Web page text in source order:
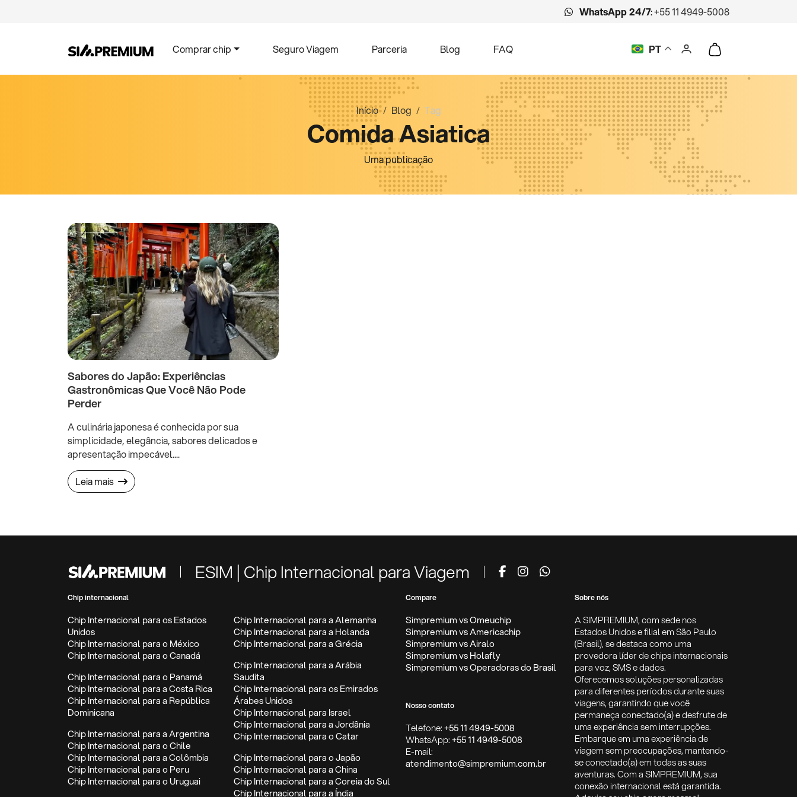
WhatsApp 24/7:+55 11 4949-5008
Comprar chip Seguro Viagem Parceria Blog FAQ PT
Início Blog Tag
Comida Asiatica
Uma publicação
Sabores do Japão: Experiências
Gastronômicas Que Você Não Pode
Perder
A culinária japonesa é conhecida por sua
simplicidade, elegância, sabores delicados e
apresentação impecável....
Leia mais
ESIM | Chip Internacional para Viagem
Chip internacional
Chip Internacional para os Estados
Unidos
Chip Internacional para o México
Chip Internacional para o Canadá
Chip Internacional para o Panamá
Chip Internacional para a Costa Rica
Chip Internacional para a República
Dominicana
Chip Internacional para a Argentina
Chip Internacional para o Chile
Chip Internacional para a Colômbia
Chip Internacional para o Peru
Chip Internacional para o Uruguai
Chip Internacional para a Alemanha
Chip Internacional para a Holanda
Chip Internacional para a Grécia
Chip Internacional para a Arábia
Saudita
Chip Internacional para os Emirados
Árabes Unidos
Chip Internacional para Israel
Chip Internacional para a Jordânia
Chip Internacional para o Catar
Chip Internacional para o Japão
Chip Internacional para a China
Chip Internacional para a Coreia do Sul
Chip Internacional para a Índia
Compare
Simpremium vs Omeuchip
Simpremium vs Americachip
Simpremium vs Airalo
Simpremium vs Holafly
Simpremium vs Operadoras do Brasil
Nosso contato
Telefone:+55 11 4949-5008
WhatsApp:+55 11 4949-5008
E-mail:
atendimento@simpremium.com.br
Sobre nós
A SIMPREMIUM, com sede nos
Estados Unidos e filial em São Paulo
(Brasil), se destaca como uma
provedora líder de chips internacionais
para voz, SMS e dados.
Oferecemos soluções personalizadas
para diferentes períodos durante suas
viagens, garantindo que você
permaneça conectado(a) e desfrute de
uma experiência sem interrupções.
Embarque em uma experiência de
viagem sem preocupações, mantendo-
se conectado(a) em todas as suas
aventuras. Com a SIMPREMIUM, sua
conexão internacional está garantida.